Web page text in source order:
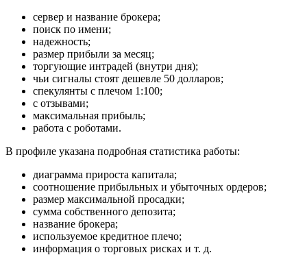
сервер и название брокера;
поиск по имени;
надежность;
размер прибыли за месяц;
торгующие интрадей (внутри дня);
чьи сигналы стоят дешевле 50 долларов;
спекулянты с плечом 1:100;
с отзывами;
максимальная прибыль;
работа с роботами.
В профиле указана подробная статистика работы:
диаграмма прироста капитала;
соотношение прибыльных и убыточных ордеров;
размер максимальной просадки;
сумма собственного депозита;
название брокера;
используемое кредитное плечо;
информация о торговых рисках и т. д.